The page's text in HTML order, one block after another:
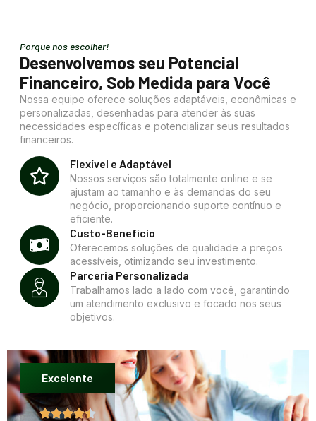
Porque nos escolher!
Desenvolvemos seu Potencial
Financeiro, Sob Medida para Você
Nossa equipe oferece soluções adaptáveis, econômicas e
personalizadas, desenhadas para atender às suas
necessidades específicas e potencializar seus resultados
financeiros.
Flexível e Adaptável
Nossos serviços são totalmente online e se
ajustam ao tamanho e às demandas do seu
negócio, proporcionando suporte contínuo e
eficiente.
Custo-Benefício
Oferecemos soluções de qualidade a preços
acessíveis, otimizando seu investimento.
Parceria Personalizada
Trabalhamos lado a lado com você, garantindo
um atendimento exclusivo e focado nos seus
objetivos.
Excelente